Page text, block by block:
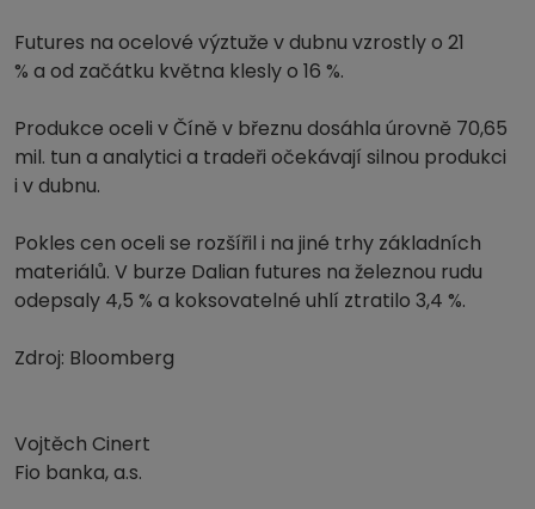
Futures na ocelové výztuže v dubnu vzrostly o 21
% a od začátku května klesly o 16 %.
Produkce oceli v Číně v březnu dosáhla úrovně 70,65
mil. tun a analytici a tradeři očekávají silnou produkci
i v dubnu.
Pokles cen oceli se rozšířil i na jiné trhy základních
materiálů. V burze Dalian futures na železnou rudu
odepsaly 4,5 % a koksovatelné uhlí ztratilo 3,4 %.
Zdroj: Bloomberg
Vojtěch Cinert
Fio banka, a.s.